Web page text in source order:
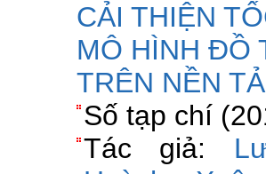
CẢI THIỆN
MÔ HÌNH ĐỒ
TRÊN NỀN
Số tạp chí
Tác giả: